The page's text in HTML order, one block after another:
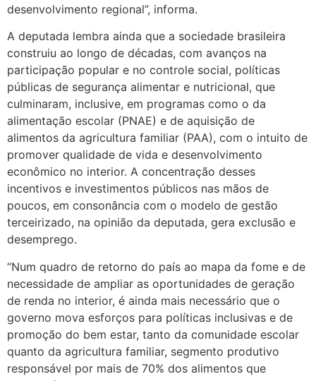
desenvolvimento regional”, informa.
A deputada lembra ainda que a sociedade brasileira
construiu ao longo de décadas, com avanços na
participação popular e no controle social, políticas
públicas de segurança alimentar e nutricional, que
culminaram, inclusive, em programas como o da
alimentação escolar (PNAE) e de aquisição de
alimentos da agricultura familiar (PAA), com o intuito de
promover qualidade de vida e desenvolvimento
econômico no interior. A concentração desses
incentivos e investimentos públicos nas mãos de
poucos, em consonância com o modelo de gestão
terceirizado, na opinião da deputada, gera exclusão e
desemprego.
“Num quadro de retorno do país ao mapa da fome e de
necessidade de ampliar as oportunidades de geração
de renda no interior, é ainda mais necessário que o
governo mova esforços para políticas inclusivas e de
promoção do bem estar, tanto da comunidade escolar
quanto da agricultura familiar, segmento produtivo
responsável por mais de 70% dos alimentos que